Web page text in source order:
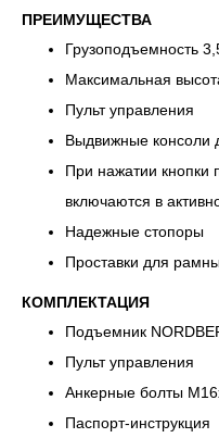
ПРЕИМУЩЕСТВА
Грузоподъемность
Максимальная
Пульт управления
Выдвижные консоли
При нажатии кнопки
включаются в
Надежные стопоры
Проставки для
КОМПЛЕКТАЦИЯ
Подъемник
Пульт управления
Анкерные болты
Паспорт-инструкция